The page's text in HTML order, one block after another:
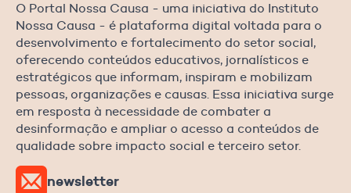
O Portal Nossa Causa - uma iniciativa do Instituto
Nossa Causa - é plataforma digital voltada para o
desenvolvimento e fortalecimento do setor social,
oferecendo conteúdos educativos, jornalísticos e
estratégicos que informam, inspiram e mobilizam
pessoas, organizações e causas. Essa iniciativa surge
em resposta à necessidade de combater a
desinformação e ampliar o acesso a conteúdos de
qualidade sobre impacto social e terceiro setor.
newsletter